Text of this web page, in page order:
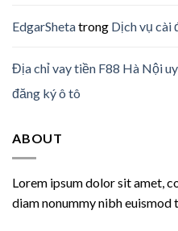
EdgarShetatrong Dịch vụ cài
Địa chỉ vay tiền F88 Hà Nội
đăng ký ô tô
ABOUT
Lorem ipsum dolor sit amet,
diam nonummy nibh euismod